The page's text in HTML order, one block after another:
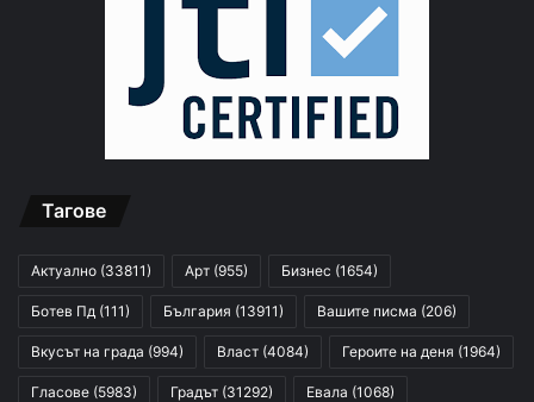
Тагове
Актуално (33811) Арт (955) Бизнес (1654)
Ботев Пд (111) България (13911) Вашите писма (206)
Вкусът на града (994) Власт (4084) Героите на деня (1964)
Гласове (5983) Градът (31292) Евала (1068)